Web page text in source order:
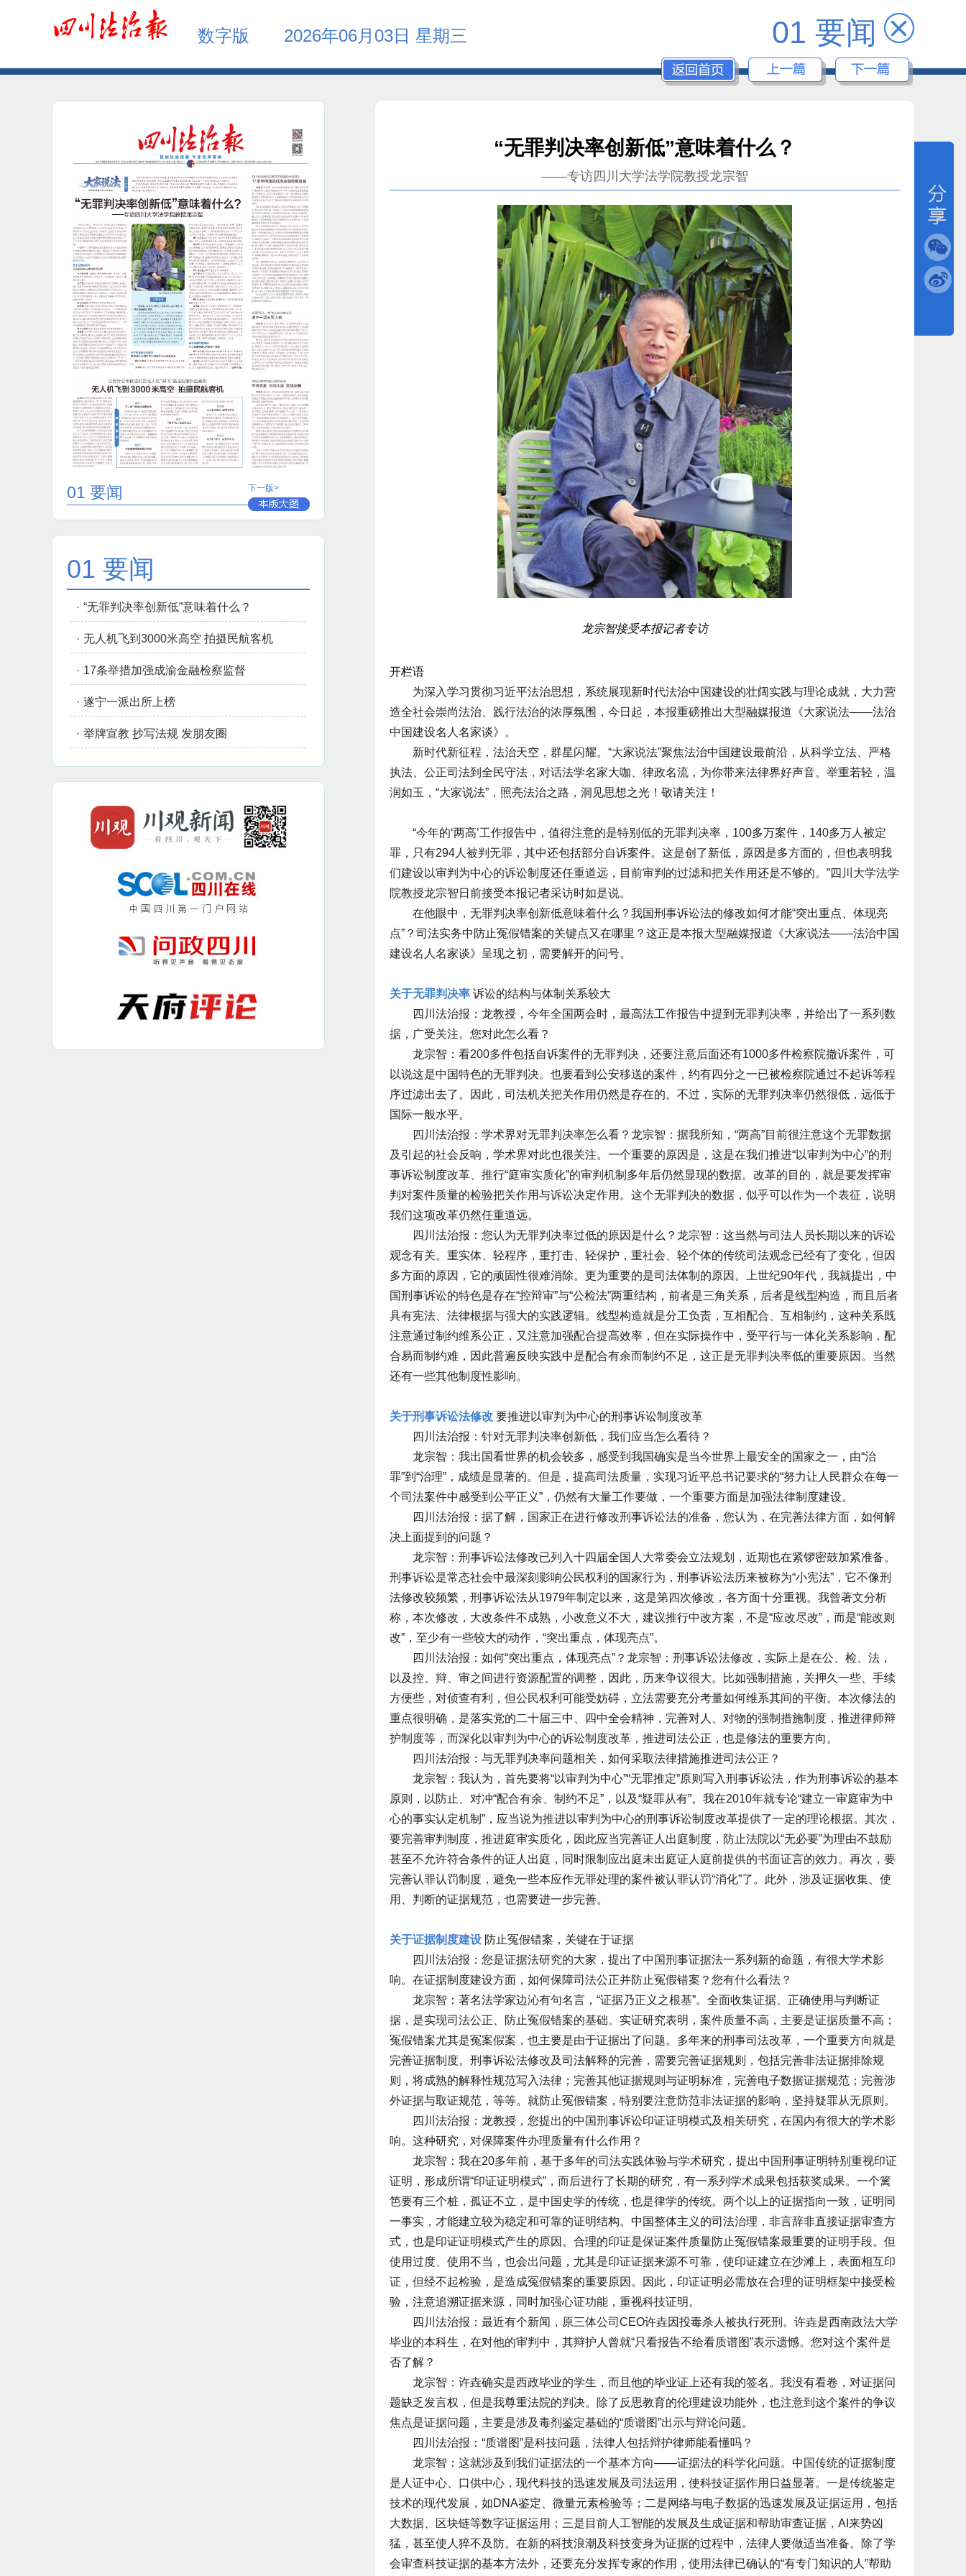
数字版 2026年06月03日 星期三 01 要闻
01 要闻 下一版>
01 要闻
· “无罪判决率创新低”意味着什么？
· 无人机飞到3000米高空 拍摄民航客机
· 17条举措加强成渝金融检察监督
· 遂宁一派出所上榜
· 举牌宣教 抄写法规 发朋友圈
“无罪判决率创新低”意味着什么？
——专访四川大学法学院教授龙宗智
龙宗智接受本报记者专访
开栏语
为深入学习贯彻习近平法治思想，系统展现新时代法治中国建设的壮阔实践与理论成就，大力营
造全社会崇尚法治、践行法治的浓厚氛围，今日起，本报重磅推出大型融媒报道《大家说法——法治
中国建设名人名家谈》。
新时代新征程，法治天空，群星闪耀。“大家说法”聚焦法治中国建设最前沿，从科学立法、严格
执法、公正司法到全民守法，对话法学名家大咖、律政名流，为你带来法律界好声音。举重若轻，温
润如玉，“大家说法”，照亮法治之路，洞见思想之光！敬请关注！
“今年的‘两高’工作报告中，值得注意的是特别低的无罪判决率，100多万案件，140多万人被定
罪，只有294人被判无罪，其中还包括部分自诉案件。这是创了新低，原因是多方面的，但也表明我
们建设以审判为中心的诉讼制度还任重道远，目前审判的过滤和把关作用还是不够的。”四川大学法学
院教授龙宗智日前接受本报记者采访时如是说。
在他眼中，无罪判决率创新低意味着什么？我国刑事诉讼法的修改如何才能“突出重点、体现亮
点”？司法实务中防止冤假错案的关键点又在哪里？这正是本报大型融媒报道《大家说法——法治中国
建设名人名家谈》呈现之初，需要解开的问号。
关于无罪判决率 诉讼的结构与体制关系较大
四川法治报：龙教授，今年全国两会时，最高法工作报告中提到无罪判决率，并给出了一系列数
据，广受关注。您对此怎么看？
龙宗智：看200多件包括自诉案件的无罪判决，还要注意后面还有1000多件检察院撤诉案件，可
以说这是中国特色的无罪判决。也要看到公安移送的案件，约有四分之一已被检察院通过不起诉等程
序过滤出去了。因此，司法机关把关作用仍然是存在的。不过，实际的无罪判决率仍然很低，远低于
国际一般水平。
四川法治报：学术界对无罪判决率怎么看？龙宗智：据我所知，“两高”目前很注意这个无罪数据
及引起的社会反响，学术界对此也很关注。一个重要的原因是，这是在我们推进“以审判为中心”的刑
事诉讼制度改革、推行“庭审实质化”的审判机制多年后仍然显现的数据。改革的目的，就是要发挥审
判对案件质量的检验把关作用与诉讼决定作用。这个无罪判决的数据，似乎可以作为一个表征，说明
我们这项改革仍然任重道远。
四川法治报：您认为无罪判决率过低的原因是什么？龙宗智：这当然与司法人员长期以来的诉讼
观念有关。重实体、轻程序，重打击、轻保护，重社会、轻个体的传统司法观念已经有了变化，但因
多方面的原因，它的顽固性很难消除。更为重要的是司法体制的原因。上世纪90年代，我就提出，中
国刑事诉讼的特色是存在“控辩审”与“公检法”两重结构，前者是三角关系，后者是线型构造，而且后者
具有宪法、法律根据与强大的实践逻辑。线型构造就是分工负责，互相配合、互相制约，这种关系既
注意通过制约维系公正，又注意加强配合提高效率，但在实际操作中，受平行与一体化关系影响，配
合易而制约难，因此普遍反映实践中是配合有余而制约不足，这正是无罪判决率低的重要原因。当然
还有一些其他制度性影响。
关于刑事诉讼法修改 要推进以审判为中心的刑事诉讼制度改革
四川法治报：针对无罪判决率创新低，我们应当怎么看待？
龙宗智：我出国看世界的机会较多，感受到我国确实是当今世界上最安全的国家之一，由“治
罪”到“治理”，成绩是显著的。但是，提高司法质量，实现习近平总书记要求的“努力让人民群众在每一
个司法案件中感受到公平正义”，仍然有大量工作要做，一个重要方面是加强法律制度建设。
四川法治报：据了解，国家正在进行修改刑事诉讼法的准备，您认为，在完善法律方面，如何解
决上面提到的问题？
龙宗智：刑事诉讼法修改已列入十四届全国人大常委会立法规划，近期也在紧锣密鼓加紧准备。
刑事诉讼是常态社会中最深刻影响公民权利的国家行为，刑事诉讼法历来被称为“小宪法”，它不像刑
法修改较频繁，刑事诉讼法从1979年制定以来，这是第四次修改，各方面十分重视。我曾著文分析
称，本次修改，大改条件不成熟，小改意义不大，建议推行中改方案，不是“应改尽改”，而是“能改则
改”，至少有一些较大的动作，“突出重点，体现亮点”。
四川法治报：如何“突出重点，体现亮点”？龙宗智：刑事诉讼法修改，实际上是在公、检、法，
以及控、辩、审之间进行资源配置的调整，因此，历来争议很大。比如强制措施，关押久一些、手续
方便些，对侦查有利，但公民权利可能受妨碍，立法需要充分考量如何维系其间的平衡。本次修法的
重点很明确，是落实党的二十届三中、四中全会精神，完善对人、对物的强制措施制度，推进律师辩
护制度等，而深化以审判为中心的诉讼制度改革，推进司法公正，也是修法的重要方向。
四川法治报：与无罪判决率问题相关，如何采取法律措施推进司法公正？
龙宗智：我认为，首先要将“以审判为中心”“无罪推定”原则写入刑事诉讼法，作为刑事诉讼的基本
原则，以防止、对冲“配合有余、制约不足”，以及“疑罪从有”。我在2010年就专论“建立一审庭审为中
心的事实认定机制”，应当说为推进以审判为中心的刑事诉讼制度改革提供了一定的理论根据。其次，
要完善审判制度，推进庭审实质化，因此应当完善证人出庭制度，防止法院以“无必要”为理由不鼓励
甚至不允许符合条件的证人出庭，同时限制应出庭未出庭证人庭前提供的书面证言的效力。再次，要
完善认罪认罚制度，避免一些本应作无罪处理的案件被认罪认罚“消化”了。此外，涉及证据收集、使
用、判断的证据规范，也需要进一步完善。
关于证据制度建设 防止冤假错案，关键在于证据
四川法治报：您是证据法研究的大家，提出了中国刑事证据法一系列新的命题，有很大学术影
响。在证据制度建设方面，如何保障司法公正并防止冤假错案？您有什么看法？
龙宗智：著名法学家边沁有句名言，“证据乃正义之根基”。全面收集证据、正确使用与判断证
据，是实现司法公正、防止冤假错案的基础。实证研究表明，案件质量不高，主要是证据质量不高；
冤假错案尤其是冤案假案，也主要是由于证据出了问题。多年来的刑事司法改革，一个重要方向就是
完善证据制度。刑事诉讼法修改及司法解释的完善，需要完善证据规则，包括完善非法证据排除规
则，将成熟的解释性规范写入法律；完善其他证据规则与证明标准，完善电子数据证据规范；完善涉
外证据与取证规范，等等。就防止冤假错案，特别要注意防范非法证据的影响，坚持疑罪从无原则。
四川法治报：龙教授，您提出的中国刑事诉讼印证证明模式及相关研究，在国内有很大的学术影
响。这种研究，对保障案件办理质量有什么作用？
龙宗智：我在20多年前，基于多年的司法实践体验与学术研究，提出中国刑事证明特别重视印证
证明，形成所谓“印证证明模式”，而后进行了长期的研究，有一系列学术成果包括获奖成果。一个篱
笆要有三个桩，孤证不立，是中国史学的传统，也是律学的传统。两个以上的证据指向一致，证明同
一事实，才能建立较为稳定和可靠的证明结构。中国整体主义的司法治理，非言辞非直接证据审查方
式，也是印证证明模式产生的原因。合理的印证是保证案件质量防止冤假错案最重要的证明手段。但
使用过度、使用不当，也会出问题，尤其是印证证据来源不可靠，使印证建立在沙滩上，表面相互印
证，但经不起检验，是造成冤假错案的重要原因。因此，印证证明必需放在合理的证明框架中接受检
验，注意追溯证据来源，同时加强心证功能，重视科技证明。
四川法治报：最近有个新闻，原三体公司CEO许垚因投毒杀人被执行死刑。许垚是西南政法大学
毕业的本科生，在对他的审判中，其辩护人曾就“只看报告不给看质谱图”表示遗憾。您对这个案件是
否了解？
龙宗智：许垚确实是西政毕业的学生，而且他的毕业证上还有我的签名。我没有看卷，对证据问
题缺乏发言权，但是我尊重法院的判决。除了反思教育的伦理建设功能外，也注意到这个案件的争议
焦点是证据问题，主要是涉及毒剂鉴定基础的“质谱图”出示与辩论问题。
四川法治报：“质谱图”是科技问题，法律人包括辩护律师能看懂吗？
龙宗智：这就涉及到我们证据法的一个基本方向——证据法的科学化问题。中国传统的证据制度
是人证中心、口供中心，现代科技的迅速发展及司法运用，使科技证据作用日益显著。一是传统鉴定
技术的现代发展，如DNA鉴定、微量元素检验等；二是网络与电子数据的迅速发展及证据运用，包括
大数据、区块链等数字证据运用；三是目前人工智能的发展及生成证据和帮助审查证据，AI来势凶
猛，甚至使人猝不及防。在新的科技浪潮及科技变身为证据的过程中，法律人要做适当准备。除了学
会审查科技证据的基本方法外，还要充分发挥专家的作用，使用法律已确认的“有专门知识的人”帮助